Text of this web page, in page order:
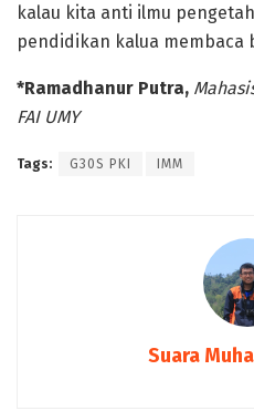
kalau kita anti ilmu
pendidikan kalua membaca
*Ramadhanur Putra,
FAI UMY
Tags: G30S PKI IMM
Suara